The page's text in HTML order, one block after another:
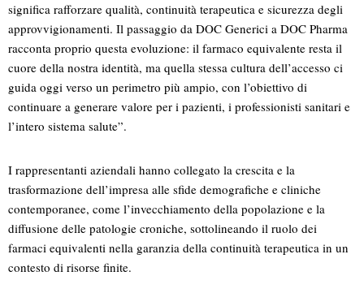
significa rafforzare qualità, continuità terapeutica e sicurezza degli
approvvigionamenti. Il passaggio da DOC Generici a DOC Pharma
racconta proprio questa evoluzione: il farmaco equivalente resta il
cuore della nostra identità, ma quella stessa cultura dell’accesso ci
guida oggi verso un perimetro più ampio, con l’obiettivo di
continuare a generare valore per i pazienti, i professionisti sanitari e
l’intero sistema salute”.
I rappresentanti aziendali hanno collegato la crescita e la
trasformazione dell’impresa alle sfide demografiche e cliniche
contemporanee, come l’invecchiamento della popolazione e la
diffusione delle patologie croniche, sottolineando il ruolo dei
farmaci equivalenti nella garanzia della continuità terapeutica in un
contesto di risorse finite.